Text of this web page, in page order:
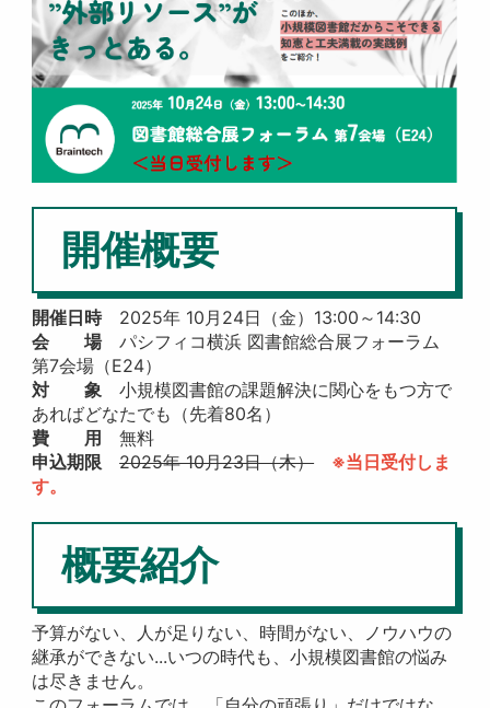
開催概要
開催日時2025年 10月24日（金）13:00～14:30
会 場パシフィコ横浜 図書館総合展フォーラム
第7会場（E24）
対 象 小規模図書館の課題解決に関心をもつ方で
あればどなたでも（先着80名）
費 用
無料
申込期限2025年 10月23日（木）
※当日受付しま
す。
概要紹介
予算がない、人が足りない、時間がない、ノウハウの
継承ができない...いつの時代も、小規模図書館の悩み
は尽きません。